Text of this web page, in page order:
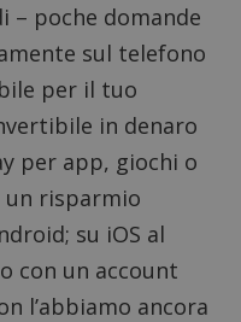
– poche domande
sul telefono
per il tuo
in denaro
per app, giochi o
un risparmio
su iOS al
con un account
l’abbiamo ancora